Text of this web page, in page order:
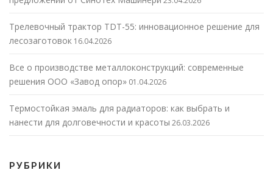
Трелевочный трактор TDT-55: инновационное решение для
лесозаготовок 16.04.2026
Все о производстве металлоконструкций: современные
решения ООО «Завод опор» 01.04.2026
Термостойкая эмаль для радиаторов: как выбрать и
нанести для долговечности и красоты 26.03.2026
РУБРИКИ